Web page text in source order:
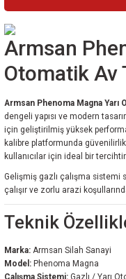
Armsan
Otomatik Av
Armsan Phenoma Magna Yarı
dengeli yapısı ve modern
için geliştirilmiş yüksek
kalibre platformunda
kullanıcılar için ideal bir tercihtir.
Gelişmiş gazlı çalışma
çalışır ve zorlu arazi
Teknik
Marka: Armsan Silah Sanayi
Model: Phenoma Magna
Çalışma Sistemi: Gazlı / Yarı